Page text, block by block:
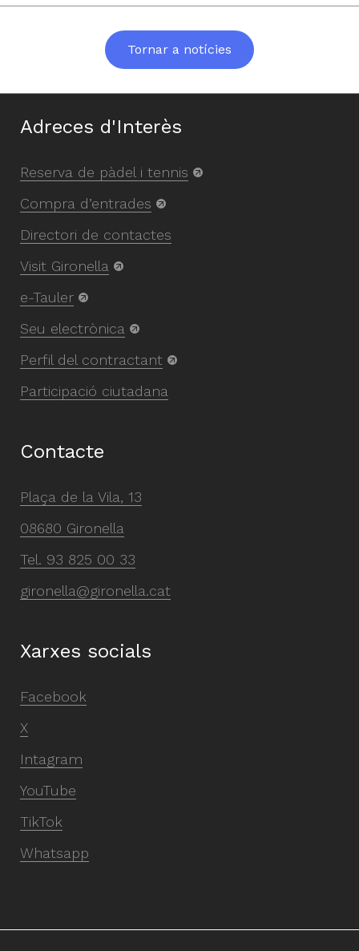
Tornar a notícies
Adreces d'Interès
Reserva de pàdel i tennis
Compra d’entrades
Directori de contactes
Visit Gironella
e-Tauler
Seu electrònica
Perfil del contractant
Participació ciutadana
Contacte
Plaça de la Vila, 13
08680 Gironella
Tel. 93 825 00 33
gironella@gironella.cat
Xarxes socials
Facebook
X
Intagram
YouTube
TikTok
Whatsapp